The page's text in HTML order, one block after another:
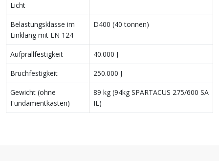
Licht
Belastungsklasse im
Einklang mit EN 124
D400 (40 tonnen)
Aufprallfestigkeit 40.000 J
Bruchfestigkeit 250.000 J
Gewicht (ohne
Fundamentkasten)
89 kg (94kg SPARTACUS 275/600 SA
IL)